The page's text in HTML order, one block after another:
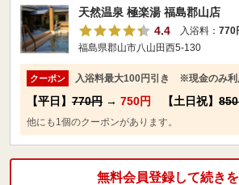
天然温泉 極楽湯 福島郡山店
4.4
入浴料： 770
福島県郡山市八山田西5-130
クーポン 入浴料最大100円引き ※現金のみ利
【平日】 770円 → 750円 【土日祝】
他にも1個のクーポンがあります。
無料会員登録して続き